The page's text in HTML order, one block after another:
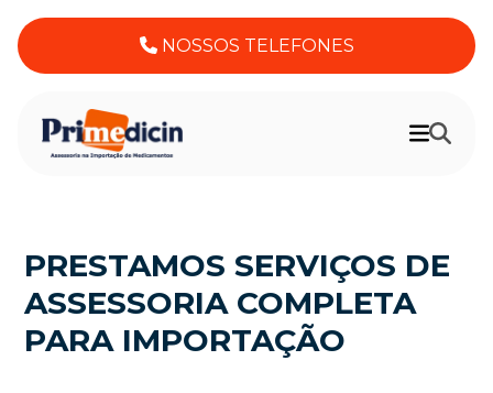
NOSSOS TELEFONES
PRESTAMOS SERVIÇOS DE
ASSESSORIA COMPLETA
PARA IMPORTAÇÃO